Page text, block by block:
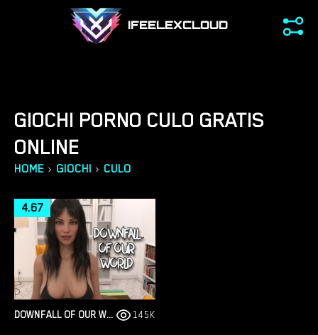
IFEELEXCLOUD
GIOCHI PORNO CULO GRATIS
ONLINE
HOME › GIOCHI › CULO
DOWNFALL OF OUR WORLD [DEMO]
4.67
145K